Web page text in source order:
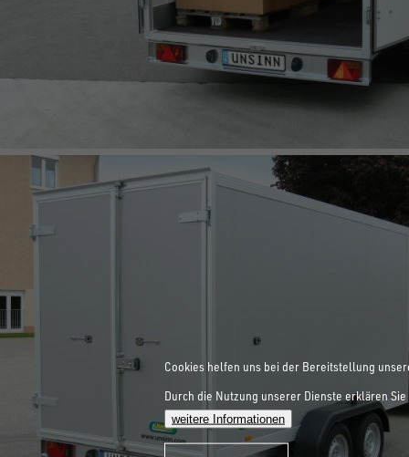
Cookies helfen uns bei der Bereitstellung
Durch die Nutzung unserer Dienste erklären
weitere Informationen